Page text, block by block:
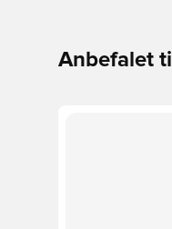
Anbefalet